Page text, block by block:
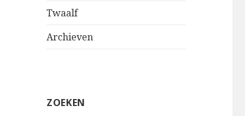
Twaalf
Archieven
ZOEKEN